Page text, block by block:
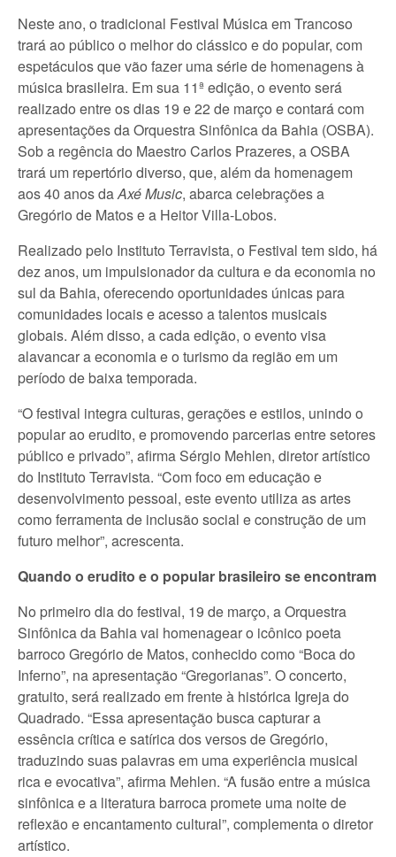
Neste ano, o tradicional Festival Música em Trancoso
trará ao público o melhor do clássico e do popular, com
espetáculos que vão fazer uma série de homenagens à
música brasileira. Em sua 11ª edição, o evento será
realizado entre os dias 19 e 22 de março e contará com
apresentações da Orquestra Sinfônica da Bahia (OSBA).
Sob a regência do Maestro Carlos Prazeres, a OSBA
trará um repertório diverso, que, além da homenagem
aos 40 anos daAxé Music, abarca celebrações a
Gregório de Matos e a Heitor Villa-Lobos.
Realizado pelo Instituto Terravista, o Festival tem sido, há
dez anos, um impulsionador da cultura e da economia no
sul da Bahia, oferecendo oportunidades únicas para
comunidades locais e acesso a talentos musicais
globais. Além disso, a cada edição, o evento visa
alavancar a economia e o turismo da região em um
período de baixa temporada.
“O festival integra culturas, gerações e estilos, unindo o
popular ao erudito, e promovendo parcerias entre setores
público e privado”, afirma Sérgio Mehlen, diretor artístico
do Instituto Terravista. “Com foco em educação e
desenvolvimento pessoal, este evento utiliza as artes
como ferramenta de inclusão social e construção de um
futuro melhor”, acrescenta.
Quando o erudito e o popular brasileiro se encontram
No primeiro dia do festival, 19 de março, a Orquestra
Sinfônica da Bahia vai homenagear o icônico poeta
barroco Gregório de Matos, conhecido como “Boca do
Inferno”, na apresentação “Gregorianas”. O concerto,
gratuito, será realizado em frente à histórica Igreja do
Quadrado. “Essa apresentação busca capturar a
essência crítica e satírica dos versos de Gregório,
traduzindo suas palavras em uma experiência musical
rica e evocativa”, afirma Mehlen. “A fusão entre a música
sinfônica e a literatura barroca promete uma noite de
reflexão e encantamento cultural”, complementa o diretor
artístico.